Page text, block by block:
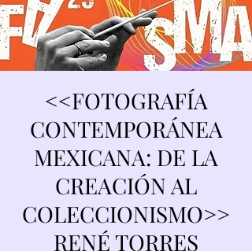
<<FOTOGRAFÍA
CONTEMPORÁNEA
MEXICANA: DE LA
CREACIÓN AL
COLECCIONISMO>>
RENÉ TORRES